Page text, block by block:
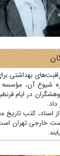
آن، مؤسسه
در ایام
کتب تاریخ
خارجی تهران است